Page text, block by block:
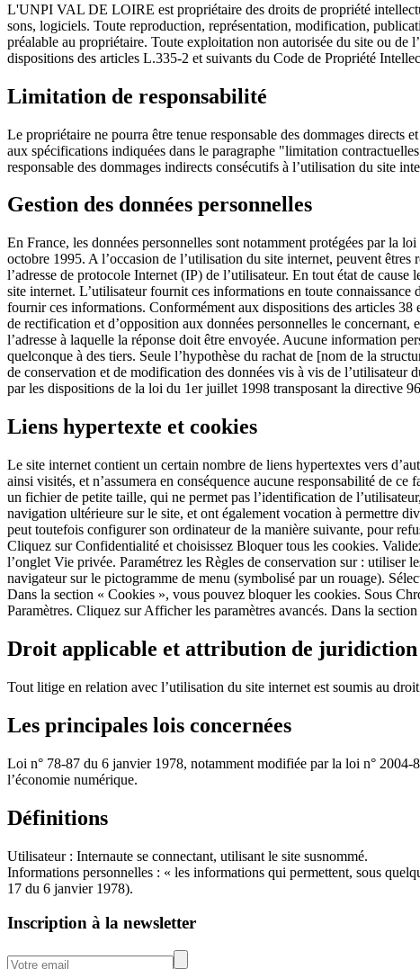
L'UNPI VAL DE LOIRE est propriétaire des droits de propriété
sons, logiciels. Toute reproduction, représentation, modification,
préalable au propriétaire. Toute exploitation non autorisée du site ou de
dispositions des articles L.335-2 et suivants du Code de Propriété
Limitation de responsabilité
Le propriétaire ne pourra être tenue responsable des dommages directs
aux spécifications indiquées dans le paragraphe "limitation
responsable des dommages indirects consécutifs à l’utilisation du site
Gestion des données personnelles
En France, les données personnelles sont notamment protégées par la
octobre 1995. A l’occasion de l’utilisation du site internet, peuvent êtres
l’adresse de protocole Internet (IP) de l’utilisateur. En tout état de
site internet. L’utilisateur fournit ces informations en toute
fournir ces informations. Conformément aux dispositions des articles
de rectification et d’opposition aux données personnelles le concernant,
l’adresse à laquelle la réponse doit être envoyée. Aucune information
quelconque à des tiers. Seule l’hypothèse du rachat de [nom de la
de conservation et de modification des données vis à vis de l’utilisateur
par les dispositions de la loi du 1er juillet 1998 transposant la directive
Liens hypertexte et cookies
Le site internet contient un certain nombre de liens hypertextes vers
ainsi visités, et n’assumera en conséquence aucune responsabilité de
un fichier de petite taille, qui ne permet pas l’identification de
navigation ultérieure sur le site, et ont également vocation à permettre
peut toutefois configurer son ordinateur de la manière suivante, pour
Cliquez sur Confidentialité et choisissez Bloquer tous les cookies.
l’onglet Vie privée. Paramétrez les Règles de conservation sur : utiliser
navigateur sur le pictogramme de menu (symbolisé par un rouage).
Dans la section « Cookies », vous pouvez bloquer les cookies. Sous
Paramètres. Cliquez sur Afficher les paramètres avancés. Dans la
Droit applicable et attribution de juridiction
Tout litige en relation avec l’utilisation du site internet est soumis au
Les principales lois concernées
Loi n° 78-87 du 6 janvier 1978, notamment modifiée par la loi n°
l’économie numérique.
Définitions
Utilisateur : Internaute se connectant, utilisant le site susnommé.
Informations personnelles : « les informations qui permettent, sous
17 du 6 janvier 1978).
Inscription à la newsletter